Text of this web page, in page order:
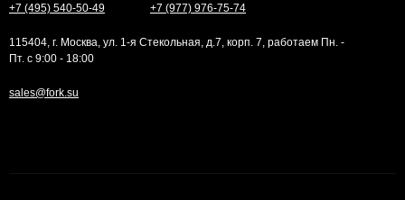
+7 (495) 540-50-49 +7 (977) 976-75-74
115404, г. Москва, ул. 1-я Стекольная, д.7, корп. 7, работаем Пн. -
Пт. с 9:00 - 18:00
sales@fork.su